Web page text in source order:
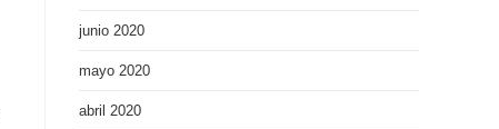
junio 2020
mayo 2020
abril 2020